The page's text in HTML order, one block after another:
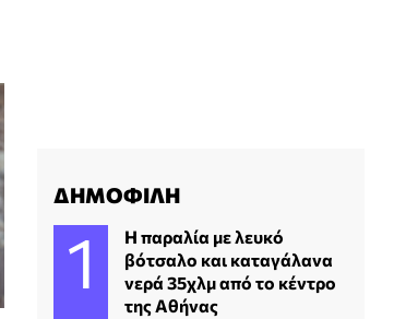
ΔΗΜΟΦΙΛΗ
Η παραλία με λευκό
βότσαλο και καταγάλανα
νερά 35χλμ από το κέντρο
της Αθήνας